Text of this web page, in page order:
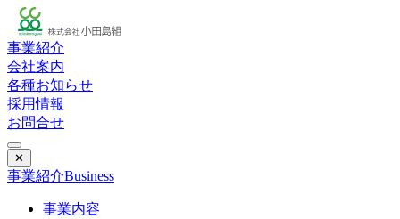
事業紹介
会社案内
各種お知らせ
採用情報
お問合せ
✕
事業紹介Business
事業内容